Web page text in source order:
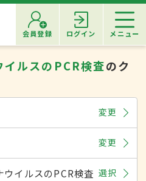
会員登録 ログイン メニュー
ルスのPCR検査のク
変更
変更
ウイルスのPCR検査 選択